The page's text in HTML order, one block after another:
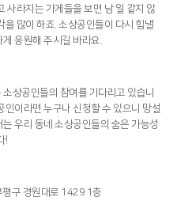
사라지는 가게들을 보면 남 일 같지 않
을 많이 하죠. 소상공인들이 다시 힘낼
응원해 주시길 바라요.
상공인들의 참여를 기다리고 있습니
이라면 누구나 신청할 수 있으니 망설
우리 동네 소상공인들의 숨은 가능성
!
평구 경원대로 1429 1층